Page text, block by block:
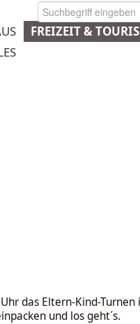
FREIZEIT &
das Eltern-Kind-
und los geht´s.